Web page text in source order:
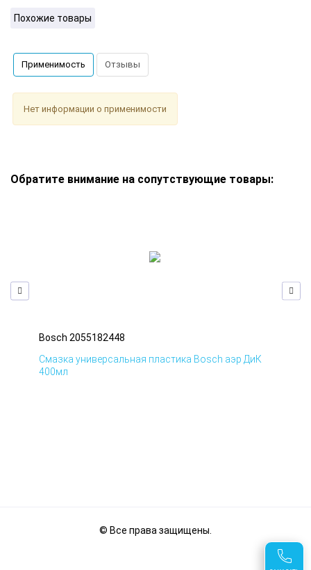
Похожие товары
Применимость Отзывы
Нет информации о применимости
Обратите внимание на сопутствующие товары:
Bosch 2055182448
Смазка универсальная пластика Bosch аэр ДиК
400мл
© Все права защищены.